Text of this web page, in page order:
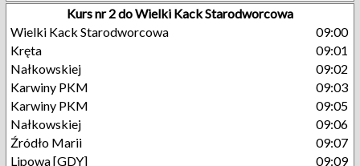
Kurs nr 2 do Wielki Kack Starodworcowa
Wielki Kack Starodworcowa
09:00
Kręta
09:01
Nałkowskiej
09:02
Karwiny PKM
09:03
Karwiny PKM
09:05
Nałkowskiej
09:06
Źródło Marii
09:07
Lipowa [GDY]
09:09